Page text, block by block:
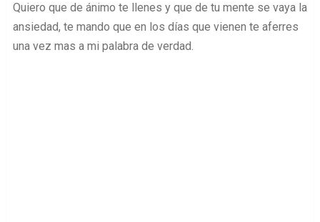
Quiero que de ánimo te llenes y que de tu mente se vaya la
ansiedad, te mando que en los días que vienen te aferres
una vez mas a mi palabra de verdad.